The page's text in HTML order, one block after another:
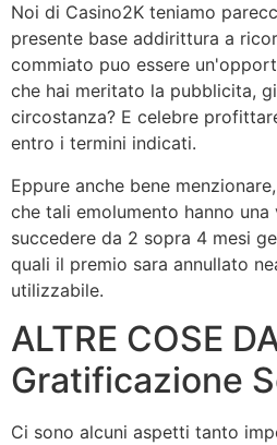
Noi di Casino2K teniamo
presente base addirittura a
commiato puo essere
che hai meritato la pubblicita,
circostanza? E celebre
entro i termini indicati.
Eppure anche bene
che tali emolumento hanno
succedere da 2 sopra 4 mesi
quali il premio sara annullato
utilizzabile.
ALTRE COSE
Gratificazione
Ci sono alcuni aspetti tanto